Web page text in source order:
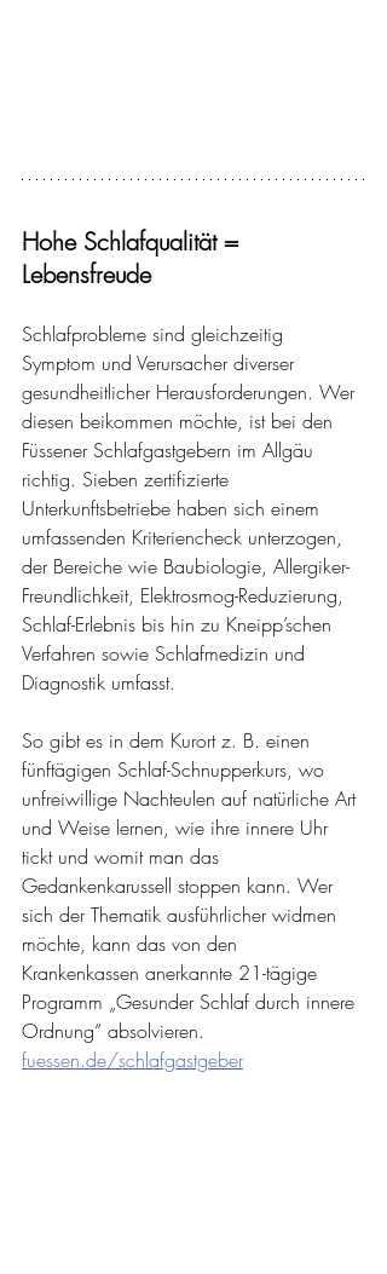
Hohe Schlafqualität =
Lebensfreude
Schlafprobleme sind gleichzeitig
Symptom und Verursacher diverser
gesundheitlicher Herausforderungen. Wer
diesen beikommen möchte, ist bei den
Füssener Schlafgastgebern im Allgäu
richtig. Sieben zertifizierte
Unterkunftsbetriebe haben sich einem
umfassenden Kriteriencheck unterzogen,
der Bereiche wie Baubiologie, Allergiker-
Freundlichkeit, Elektrosmog-Reduzierung,
Schlaf-Erlebnis bis hin zu Kneipp’schen
Verfahren sowie Schlafmedizin und
Diagnostik umfasst.
So gibt es in dem Kurort z. B. einen
fünftägigen Schlaf-Schnupperkurs, wo
unfreiwillige Nachteulen auf natürliche Art
und Weise lernen, wie ihre innere Uhr
tickt und womit man das
Gedankenkarussell stoppen kann. Wer
sich der Thematik ausführlicher widmen
möchte, kann das von den
Krankenkassen anerkannte 21-tägige
Programm „Gesunder Schlaf durch innere
Ordnung“ absolvieren.
fuessen.de/schlafgastgeber